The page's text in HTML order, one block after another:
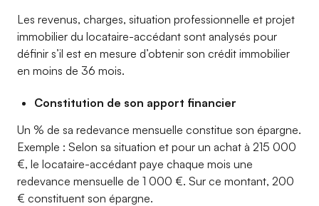
Les revenus, charges, situation professionnelle et projet
immobilier du locataire-accédant sont analysés pour
définir s’il est en mesure d’obtenir son crédit immobilier
en moins de 36 mois.
Constitution de son apport financier
Un % de sa redevance mensuelle constitue son épargne.
Exemple : Selon sa situation et pour un achat à 215 000
€, le locataire-accédant paye chaque mois une
redevance mensuelle de 1 000 €. Sur ce montant, 200
€ constituent son épargne.